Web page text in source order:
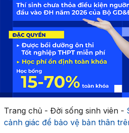
Trang chủ- Đời sống sinh viên-
cảnh giác để bảo vệ bản thân